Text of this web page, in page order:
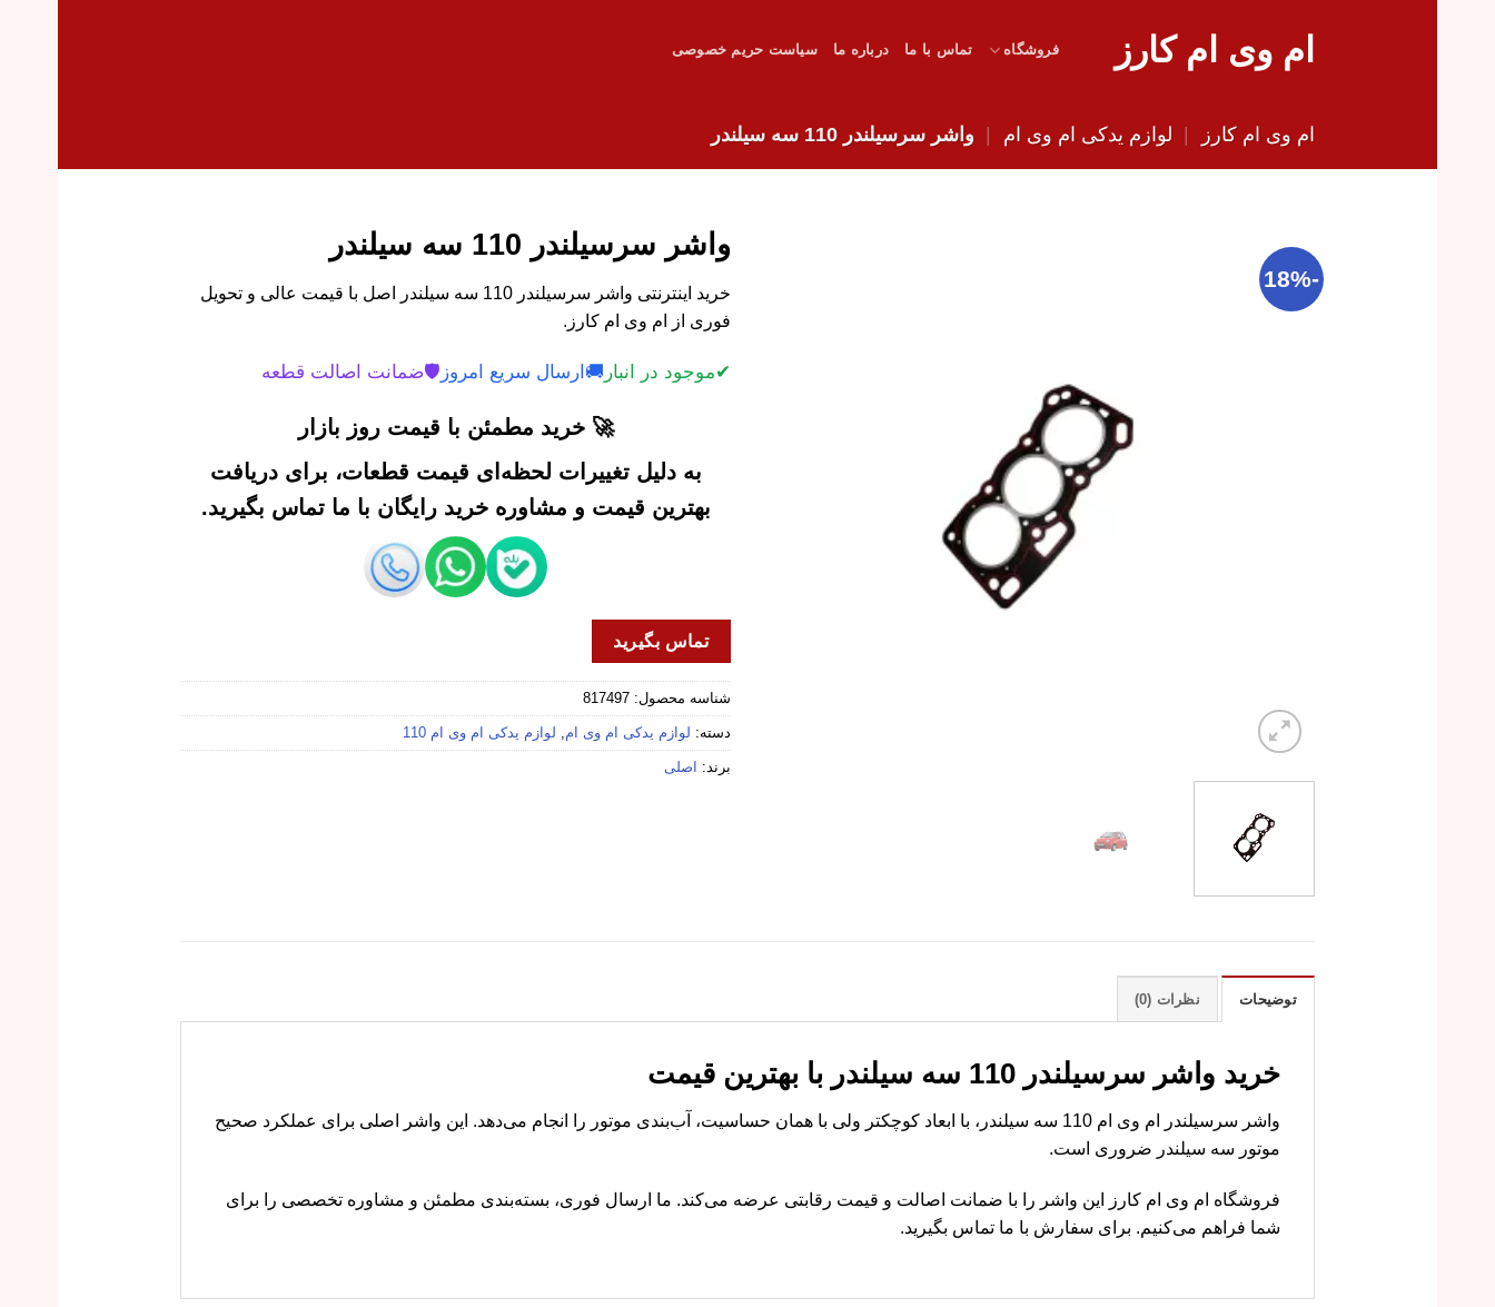
ام وی ام کارز فروشگاه تماس با ما درباره ما سیاست حریم خصوصی
ام وی ام کارز | لوازم یدکی ام وی ام | واشر سرسیلندر 110 سه سیلندر
-18%
واشر سرسیلندر 110 سه سیلندر
خرید اینترنتی واشر سرسیلندر 110 سه سیلندر اصل با قیمت عالی و تحویل
فوری از ام وی ام کارز.
✔موجود در انبار 🚚 ارسال سریع امروز 🛡️ضمانت اصالت قطعه
🚀 خرید مطمئن با قیمت روز بازار
به دلیل تغییرات لحظه‌ای قیمت قطعات، برای دریافت
بهترین قیمت و مشاوره خرید رایگان با ما تماس بگیرید.
تماس بگیرید
شناسه محصول: 817497
دسته: لوازم یدکی ام وی ام لوازم یدکی ام وی ام 110
برند: اصلی
توضیحات نظرات (0)
خرید واشر سرسیلندر 110 سه سیلندر با بهترین قیمت
واشر سرسیلندر ام وی ام 110 سه سیلندر، با ابعاد کوچکتر ولی با همان حساسیت، آب‌بندی موتور را انجام می‌دهد. این واشر اصلی برای عملکرد صحیح
موتور سه سیلندر ضروری است.
فروشگاه ام وی ام کارز این واشر را با ضمانت اصالت و قیمت رقابتی عرضه می‌کند. ما ارسال فوری، بسته‌بندی مطمئن و مشاوره تخصصی را برای
شما فراهم می‌کنیم. برای سفارش با ما تماس بگیرید.